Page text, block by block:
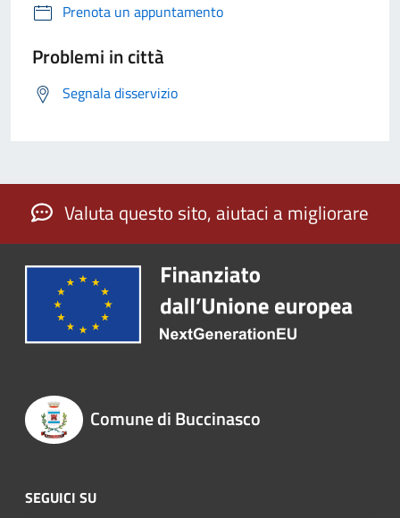
Prenota un appuntamento
Problemi in città
Segnala disservizio
Valuta questo sito, aiutaci a migliorare
Comune di Buccinasco
SEGUICI SU